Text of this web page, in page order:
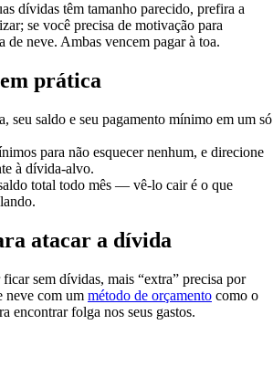
dívidas têm tamanho parecido, prefira a
se você precisa de motivação para
de neve. Ambas vencem pagar à toa.
prática
seu saldo e seu pagamento mínimo em um só
para não esquecer nenhum, e direcione
à dívida-alvo.
total todo mês — vê-lo cair é o que
atacar a dívida
sem dívidas, mais “extra” precisa por
neve com um método de orçamento como o
encontrar folga nos seus gastos.